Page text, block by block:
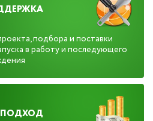
подбора и поставки
в работу и последующего